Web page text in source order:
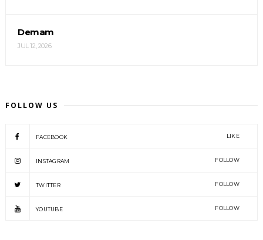
Demam
JUL 12, 2026
FOLLOW US
FACEBOOK LIKE
INSTAGRAM FOLLOW
TWITTER FOLLOW
YOUTUBE FOLLOW